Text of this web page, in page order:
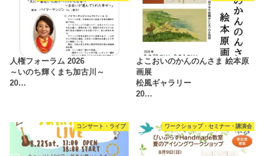
人権フォーラム 2026
～いのち輝くまち加古川～
20…
よこおいのかんのんさま 絵本原
画展
松風ギャラリー
20…
コンサート・ライブ ワークショップ・セミナー・講演会